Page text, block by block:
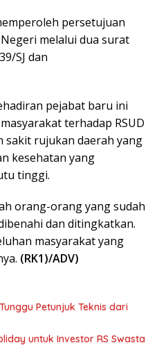
persetujuan
melalui dua surat
SJ dan
pejabat baru ini
terhadap RSUD
rujukan daerah yang
kesehatan yang
tinggi.
orang-orang yang sudah
dan ditingkatkan.
masyarakat yang
(RK1)/ADV)
Petunjuk Teknis dari
untuk Investor RS Swasta